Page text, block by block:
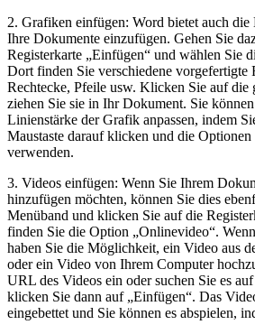
2. Grafiken ⁢einfügen: Word ⁣bietet auch
Ihre Dokumente einzufügen. Gehen⁣ Sie
Registerkarte „Einfügen“ und⁣ wählen Sie
Dort finden Sie verschiedene⁢ vorgefertigte
Rechtecke, Pfeile usw. Klicken Sie auf die
ziehen ‍Sie sie in Ihr Dokument. Sie
Linienstärke der ⁤Grafik⁣ anpassen, indem
Maustaste darauf klicken und die
verwenden.
3.‍ Videos einfügen: Wenn⁤ Sie Ihrem
hinzufügen ⁣möchten, können Sie dies
Menüband und klicken Sie auf die
finden⁢ Sie die Option „Onlinevideo“.
haben Sie die Möglichkeit, ein‌ Video aus
oder ein Video von Ihrem Computer
URL‍ des Videos ‌ein oder suchen Sie es
klicken Sie dann auf „Einfügen“. Das
eingebettet und⁢ Sie können es abspielen,